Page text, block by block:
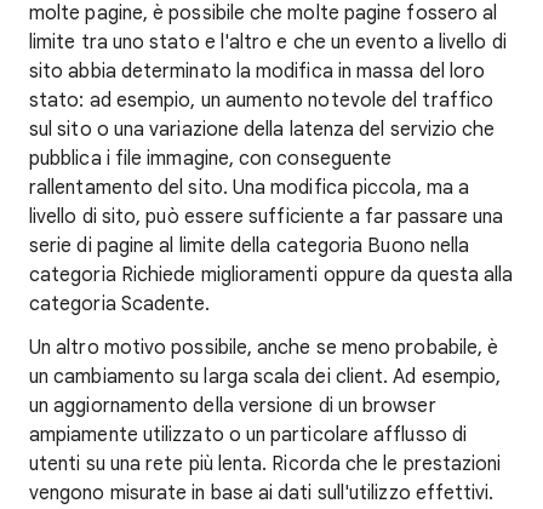
molte pagine, è possibile che molte pagine fossero al
limite tra uno stato e l'altro e che un evento a livello di
sito abbia determinato la modifica in massa del loro
stato: ad esempio, un aumento notevole del traffico
sul sito o una variazione della latenza del servizio che
pubblica i file immagine, con conseguente
rallentamento del sito. Una modifica piccola, ma a
livello di sito, può essere sufficiente a far passare una
serie di pagine al limite della categoria Buono nella
categoria Richiede miglioramenti oppure da questa alla
categoria Scadente.
Un altro motivo possibile, anche se meno probabile, è
un cambiamento su larga scala dei client. Ad esempio,
un aggiornamento della versione di un browser
ampiamente utilizzato o un particolare afflusso di
utenti su una rete più lenta. Ricorda che le prestazioni
vengono misurate in base ai dati sull'utilizzo effettivi.